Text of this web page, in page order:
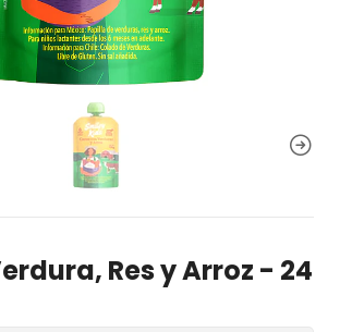
Res y Arroz - 24